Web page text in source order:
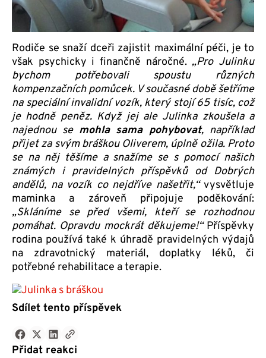
Rodiče se snaží dceři zajistit maximální péči, je to
však psychicky i finančně náročné. „Pro Julinku
bychom potřebovali spoustu různých
kompenzačních pomůcek. V současné době šetříme
na speciální invalidní vozík, který stojí 65 tisíc, což
je hodně peněz. Když jej ale Julinka zkoušela a
najednou se mohla sama pohybovat, například
přijet za svým bráškou Oliverem, úplně ožila. Proto
se na něj těšíme a snažíme se s pomocí našich
známých i pravidelných příspěvků od Dobrých
andělů, na vozík co nejdříve našetřit,“ vysvětluje
maminka a zároveň připojuje poděkování:
„Skláníme se před všemi, kteří se rozhodnou
pomáhat. Opravdu mockrát děkujeme!“Příspěvky
rodina používá také k úhradě pravidelných výdajů
na zdravotnický materiál, doplatky léků, či
potřebné rehabilitace a terapie.
Sdílet tento příspěvek
Přidat reakci